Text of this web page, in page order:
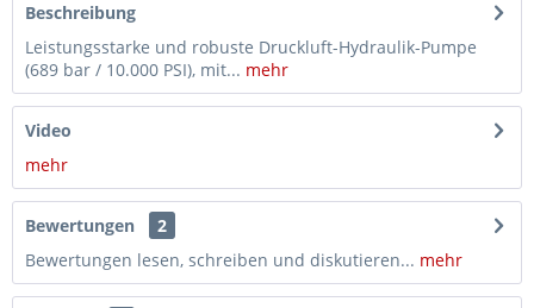
Beschreibung
Leistungsstarke und robuste Druckluft-Hydraulik-Pumpe
(689 bar / 10.000 PSI), mit... mehr
Video
mehr
Bewertungen
2
Bewertungen lesen, schreiben und diskutieren... mehr